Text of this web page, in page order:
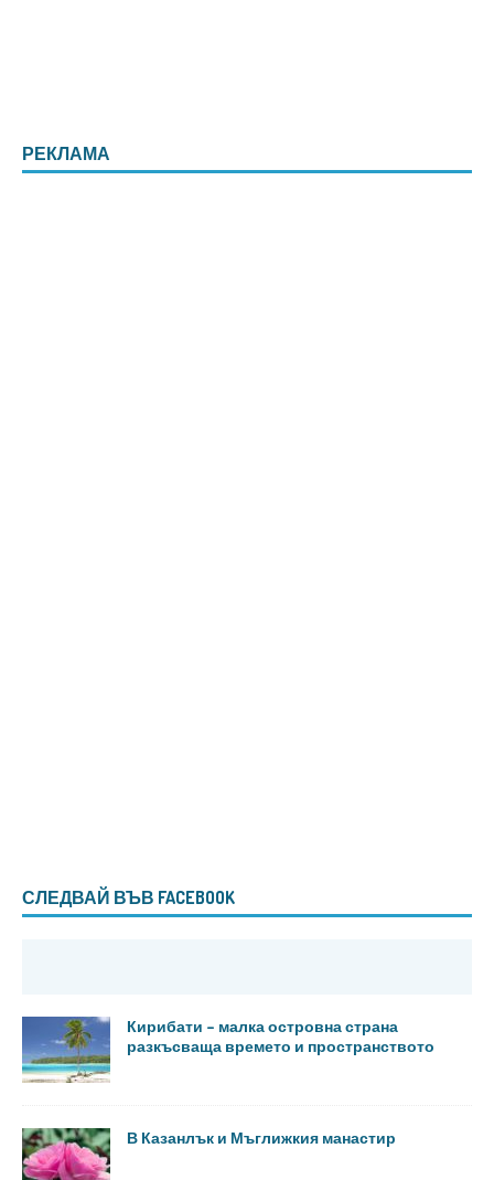
РЕКЛАМА
СЛЕДВАЙ ВЪВ FACEBOOK
Кирибати – малка островна страна
разкъсваща времето и пространството
В Казанлък и Мъглижкия манастир